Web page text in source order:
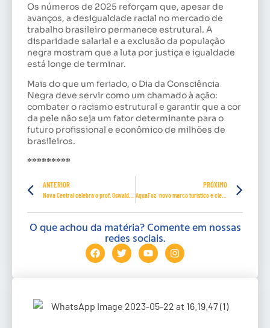
Os números de 2025 reforçam que, apesar de
avanços, a desigualdade racial no mercado de
trabalho brasileiro permanece estrutural. A
disparidade salarial e a exclusão da população
negra mostram que a luta por justiça e igualdade
está longe de terminar.
Mais do que um feriado, o Dia da Consciência
Negra deve servir como um chamado à ação:
combater o racismo estrutural e garantir que a cor
da pele não seja um fator determinante para o
futuro profissional e econômico de milhões de
brasileiros.
*********
ANTERIOR PRÓXIMO
AquaFoz: novo marco turístico e científico em Foz do Iguaçu-PR
O que achou da matéria? Comente em nossas
redes sociais.